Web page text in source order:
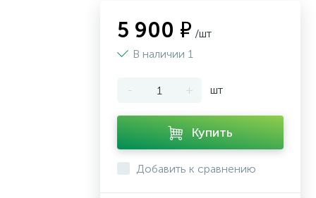
5 900 ₽ /шт
В наличии 1
- + шт
Купить
Добавить к сравнению